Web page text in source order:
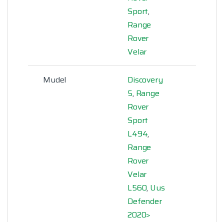
Sport,
Range
Rover
Velar
Mudel
Discovery
5, Range
Rover
Sport
L494,
Range
Rover
Velar
L560, Uus
Defender
2020>